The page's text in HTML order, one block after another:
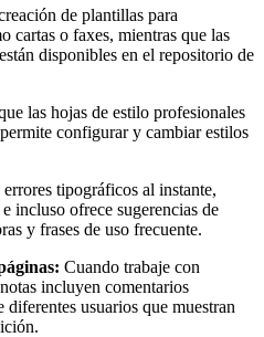
de plantillas para
cartas o faxes, mientras que las
disponibles en el repositorio de
las hojas de estilo profesionales
configurar y cambiar estilos
errores tipográficos al instante,
incluso ofrece sugerencias de
y frases de uso frecuente.
Cuando trabaje con
incluyen comentarios
usuarios que muestran